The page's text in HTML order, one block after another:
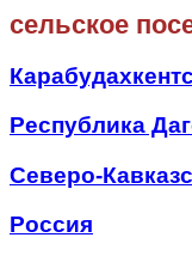
сельское
Республика
Северо-
Россия